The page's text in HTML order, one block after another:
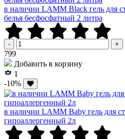
в наличии LAMM Black гель для
белья бесфосфатный 2 литра
- +
799Р
Добавить в корзину
1
-10%
в наличии LAMM Baby гель для
гипоаллергенный 2л